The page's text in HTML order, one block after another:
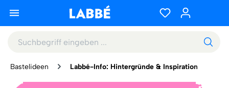
Bastelideen Labbé-Info: Hintergründe & Inspiration